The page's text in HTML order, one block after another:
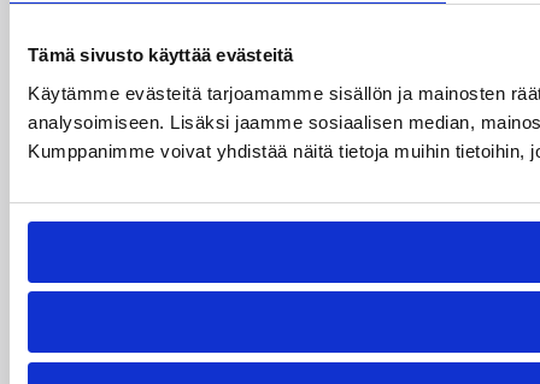
Tämä sivusto käyttää evästeitä
Käytämme evästeitä tarjoamamme sisällön ja mainosten
analysoimiseen. Lisäksi jaamme sosiaalisen median,
Kumppanimme voivat yhdistää näitä tietoja muihin tietoihin,